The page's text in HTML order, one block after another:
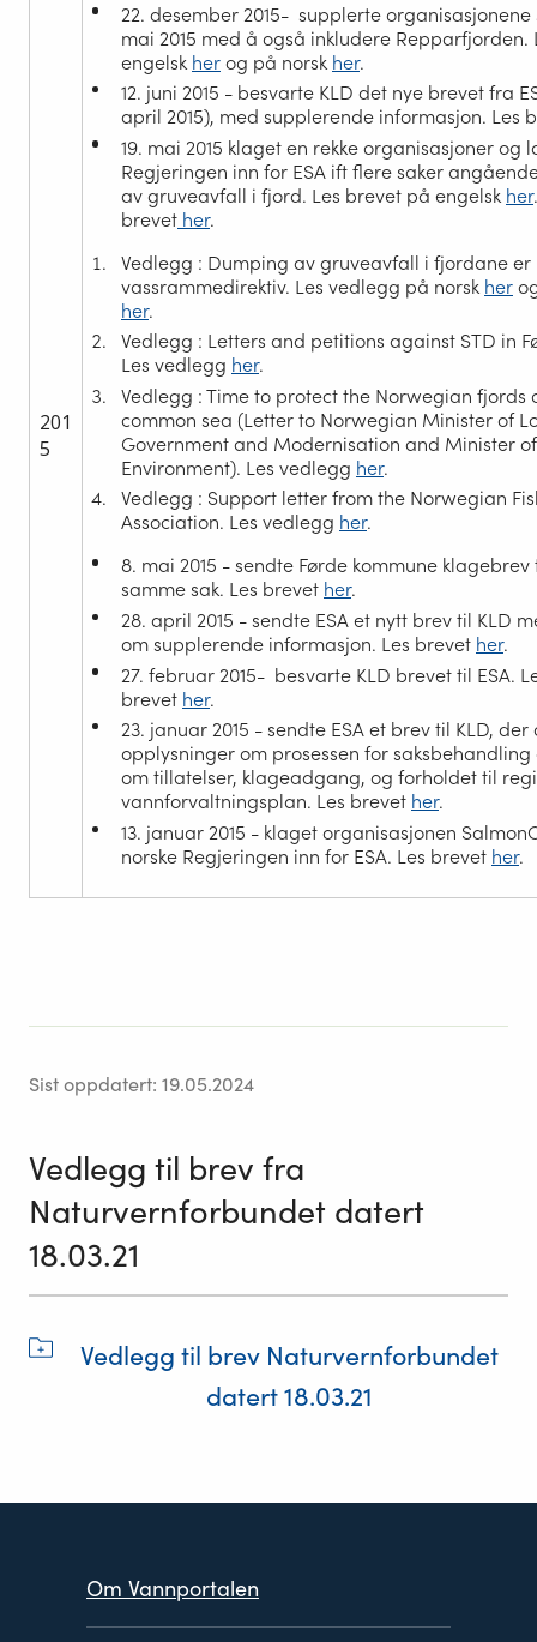
201
5
22. desember 2015- supplerte
mai 2015 med å også inkludere Repparfjorden.
engelsk her og på norsk her.
12. juni 2015 - besvarte KLD det nye brevet fra
april 2015), med supplerende informasjon. Les
19. mai 2015 klaget en rekke organisasjoner og
Regjeringen inn for ESA ift flere saker
av gruveavfall i fjord. Les brevet på engelsk her
brevet her.
Vedlegg : Dumping av gruveavfall i fjordane er
vassrammedirektiv. Les vedlegg på norsk her
her.
Vedlegg : Letters and petitions against STD in
Les vedlegg her.
Vedlegg : Time to protect the Norwegian fjords
common sea (Letter to Norwegian Minister of
Government and Modernisation and Minister
Environment). Les vedlegg her.
Vedlegg : Support letter from the Norwegian
Association. Les vedlegg her.
8. mai 2015 - sendte Førde kommune klagebrev
samme sak. Les brevet her.
28. april 2015 - sendte ESA et nytt brev til KLD
om supplerende informasjon. Les brevet her.
27. februar 2015- besvarte KLD brevet til ESA.
brevet her.
23. januar 2015 - sendte ESA et brev til KLD,
opplysninger om prosessen for saksbehandling
om tillatelser, klageadgang, og forholdet til
vannforvaltningsplan. Les brevet her.
13. januar 2015 - klaget organisasjonen
norske Regjeringen inn for ESA. Les brevet her.
Sist oppdatert: 19.05.2024
Vedlegg til brev fra
Naturvernforbundet datert
18.03.21
Vedlegg til brev Naturvernforbundet
datert 18.03.21
Om Vannportalen